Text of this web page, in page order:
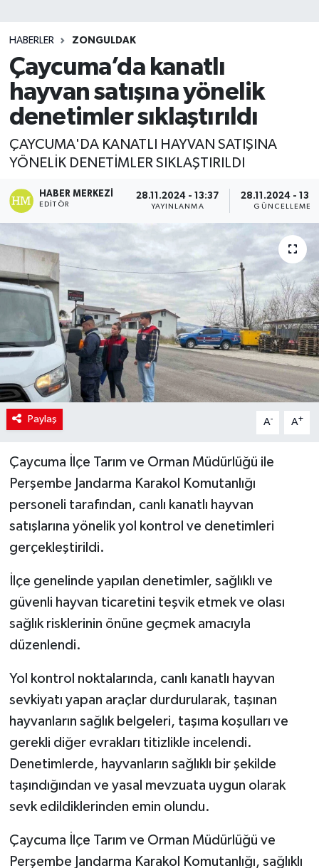
HABERLER ZONGULDAK
Çaycuma’da kanatlı
hayvan satışına yönelik
denetimler sıklaştırıldı
ÇAYCUMA'DA KANATLI HAYVAN SATIŞINA
YÖNELİK DENETİMLER SIKLAŞTIRILDI
HABER MERKEZI
EDITÖR
28.11.2024 - 13:37
YAYINLANMA
28.11.2024 -
GÜNCELLEME
Paylaş A- A+
Çaycuma İlçe Tarım ve Orman Müdürlüğü ile
Perşembe Jandarma Karakol Komutanlığı
personeli tarafından, canlı kanatlı hayvan
satışlarına yönelik yol kontrol ve denetimleri
gerçekleştirildi.
İlçe genelinde yapılan denetimler, sağlıklı ve
güvenli hayvan ticaretini teşvik etmek ve olası
sağlık risklerinin önüne geçmek amacıyla
düzenlendi.
Yol kontrol noktalarında, canlı kanatlı hayvan
sevkiyatı yapan araçlar durdurularak, taşınan
hayvanların sağlık belgeleri, taşıma koşulları ve
gerekli diğer evrakları titizlikle incelendi.
Denetimlerde, hayvanların sağlıklı bir şekilde
taşındığından ve yasal mevzuata uygun olarak
sevk edildiklerinden emin olundu.
Çaycuma İlçe Tarım ve Orman Müdürlüğü ve
Perşembe Jandarma Karakol Komutanlığı, sağlıklı
Teknoloji
TRABZON
Yaşam